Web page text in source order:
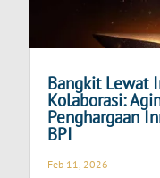
Bangkit Lewat
Kolaborasi:
Penghargaan
BPI
Feb 11, 2026